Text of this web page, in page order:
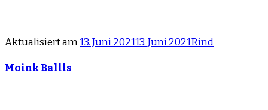
Aktualisiert am13. Juni 202113. Juni 2021Rind
Moink Ballls